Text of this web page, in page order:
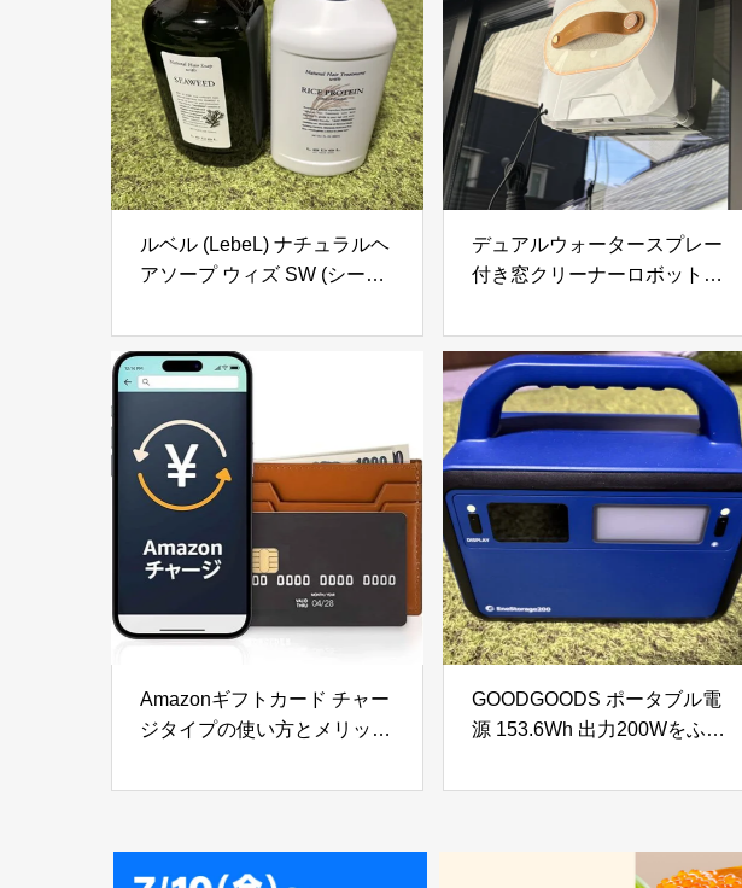
ルベル (LebeL) ナチュラルヘ
アソープ ウィズ SW (シーウ
ヘアトリートメント ウィズ
RP (ライスプロテイン 980g)
の口コミ・評判を徹底レビュ
ー｜使用感やおすすめな人を
解説
デュアルウォータースプレー
付き窓クリーナーロボット
ルの窓やガラスドアを自動で
掃除できる窓掃除ロボットを
徹底レビュー
Amazonギフトカード チャー
ジタイプの使い方とメリット
と注意点
GOODGOODS ポータブル電
源 153.6Wh 出力200Wをふる
災・アウトドアに最適な小型